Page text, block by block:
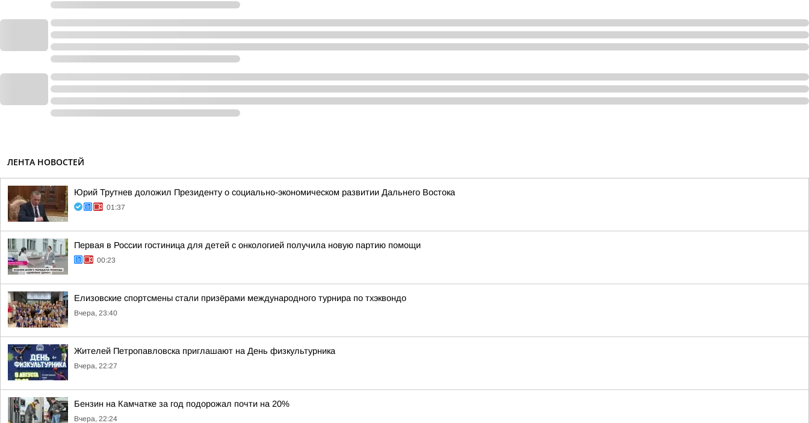
ЛЕНТА НОВОСТЕЙ
Юрий Трутнев доложил Президенту о социально-экономическом развитии Дальнего Востока
01:37
Первая в России гостиница для детей с онкологией получила новую партию помощи
00:23
Елизовские спортсмены стали призёрами международного турнира по тхэквондо
Вчера, 23:40
Жителей Петропавловска приглашают на День физкультурника
Вчера, 22:27
Бензин на Камчатке за год подорожал почти на 20%
Вчера, 22:24